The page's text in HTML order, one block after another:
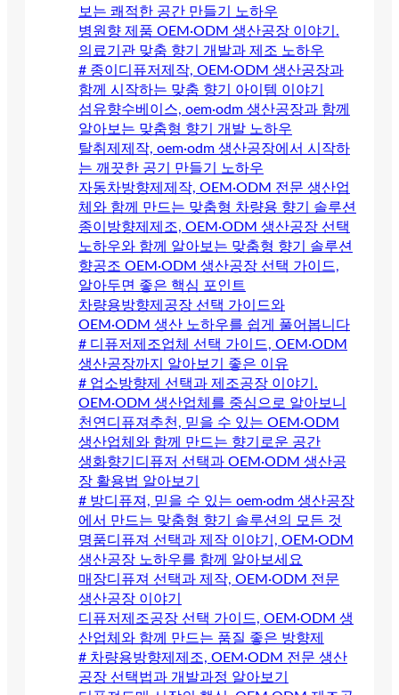
보는 쾌적한 공간 만들기 노하우
병원향 제품 OEM·ODM 생산공장 이야기.
의료기관 맞춤 향기 개발과 제조 노하우
# 종이디퓨저제작, OEM·ODM 생산공장과
함께 시작하는 맞춤 향기 아이템 이야기
섬유향수베이스, oem·odm 생산공장과 함께
알아보는 맞춤형 향기 개발 노하우
탈취제제작, oem·odm 생산공장에서 시작하
는 깨끗한 공기 만들기 노하우
자동차방향제제작, OEM·ODM 전문 생산업
체와 함께 만드는 맞춤형 차량용 향기 솔루션
종이방향제제조, OEM·ODM 생산공장 선택
노하우와 함께 알아보는 맞춤형 향기 솔루션
향공조 OEM·ODM 생산공장 선택 가이드,
알아두면 좋은 핵심 포인트
차량용방향제공장 선택 가이드와
OEM·ODM 생산 노하우를 쉽게 풀어봅니다
# 디퓨저제조업체 선택 가이드, OEM·ODM
생산공장까지 알아보기 좋은 이유
# 업소방향제 선택과 제조공장 이야기.
OEM·ODM 생산업체를 중심으로 알아보니
천연디퓨져추천, 믿을 수 있는 OEM·ODM
생산업체와 함께 만드는 향기로운 공간
생화향기디퓨저 선택과 OEM·ODM 생산공
장 활용법 알아보기
# 방디퓨져, 믿을 수 있는 oem·odm 생산공장
에서 만드는 맞춤형 향기 솔루션의 모든 것
명품디퓨져 선택과 제작 이야기, OEM·ODM
생산공장 노하우를 함께 알아보세요
매장디퓨져 선택과 제작, OEM·ODM 전문
생산공장 이야기
디퓨저제조공장 선택 가이드, OEM·ODM 생
산업체와 함께 만드는 품질 좋은 방향제
# 차량용방향제제조, OEM·ODM 전문 생산
공장 선택법과 개발과정 알아보기